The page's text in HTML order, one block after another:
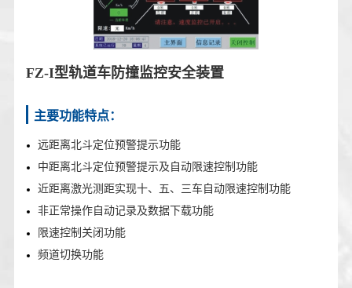
FZ-I型轨道车防撞监控安全装置
主要功能特点：
远距离北斗定位预警提示功能
中距离北斗定位预警提示及自动限速控制功能
近距离激光测距实现十、五、三车自动限速控制功能
非正常操作自动记录及数据下载功能
限速控制关闭功能
频道切换功能